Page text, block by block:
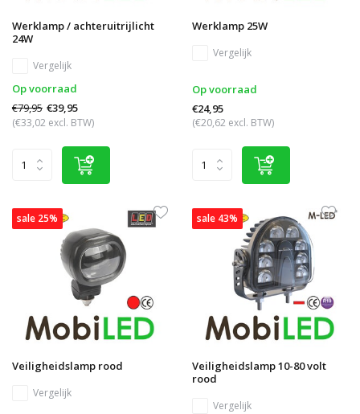
Werklamp / achteruitrijlicht
24W
Vergelijk
Op voorraad
€79,95 €39,95
(€33,02 excl. BTW)
Werklamp 25W
Vergelijk
Op voorraad
€24,95
(€20,62 excl. BTW)
sale 25%
Veiligheidslamp rood
Vergelijk
sale 43%
Veiligheidslamp 10-80 volt
rood
Vergelijk